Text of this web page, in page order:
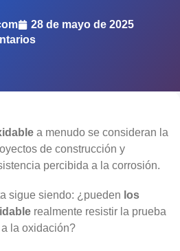
28 de mayo de 2025
a menudo se consideran la
de construcción y
percibida a la corrosión.
sigue siendo: ¿pueden los
realmente resistir la prueba
la oxidación?